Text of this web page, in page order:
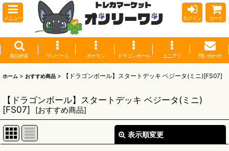
メニュー ログイン カート
商品検索 ワンピース ポケモン ドラゴンボール ユニアリ 問い合わせ
ホーム > おすすめ商品 > 【ドラゴンボール】スタートデッキ ベジータ(ミニ)[FS07]
【ドラゴンボール】スタートデッキ ベジータ(ミニ)
[FS07]
[おすすめ商品]
表示順変更